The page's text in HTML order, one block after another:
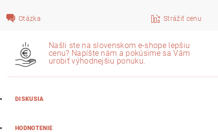
Otázka Strážiť cenu
Našli ste na slovenskom e-shope lepšiu
cenu? Napíšte nám a pokúsime sa Vám
urobiť výhodnejšiu ponuku.
DISKUSIA
HODNOTENIE